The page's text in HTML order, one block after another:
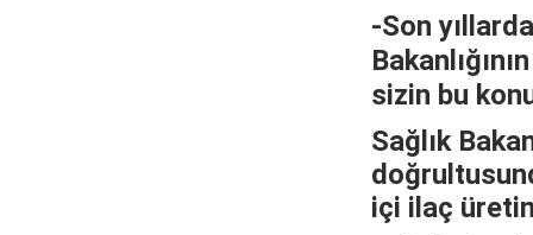
-Son
sizin bu
Sağlık
içi ilaç